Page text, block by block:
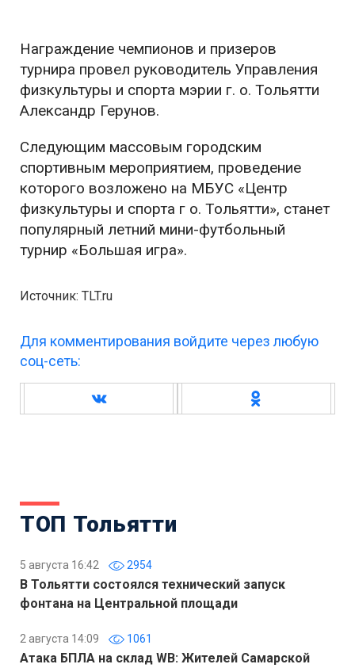
Награждение чемпионов и призеров
турнира провел руководитель Управления
физкультуры и спорта мэрии г. о. Тольятти
Александр Герунов.
Следующим массовым городским
спортивным мероприятием, проведение
которого возложено на МБУС «Центр
физкультуры и спорта г о. Тольятти», станет
популярный летний мини-футбольный
турнир «Большая игра».
Источник: TLT.ru
Для комментирования войдите через любую
соц-сеть:
ТОП Тольятти
5 августа 16:42 2954
В Тольятти состоялся технический запуск
фонтана на Центральной площади
2 августа 14:09 1061
Атака БПЛА на склад WB: Жителей Самарской